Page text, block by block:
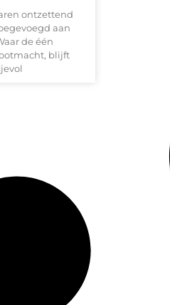
ontzettend
aan
de één
blijft